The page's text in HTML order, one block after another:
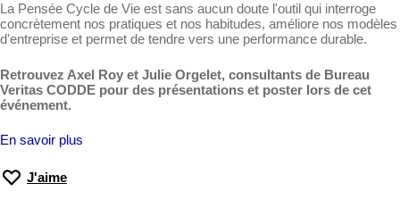
La Pensée Cycle de Vie est sans aucun doute l'outil qui interroge
concrètement nos pratiques et nos habitudes, améliore nos modèles
d'entreprise et permet de tendre vers une performance durable.
Retrouvez Axel Roy et Julie Orgelet, consultants de Bureau
Veritas CODDE pour des présentations et poster lors de cet
événement.
En savoir plus
J'aime